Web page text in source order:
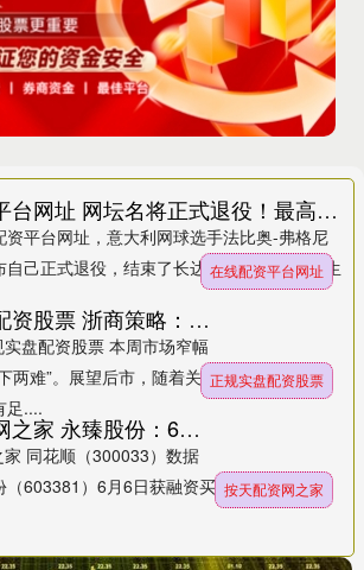
在线配资平台网址 网坛名将正式退役！最高排名世界前10，谢幕战奉献经典战役 20年辉煌生涯画上句号
资平台网址，意大利网球选手法比奥-弗格尼
自己正式退役，结束了长达20年的职业网球生
在线配资平台网址
正规实盘配资股票 浙商策略：“上下两难”时如何破局？
盘配资股票 本周市场窄幅
两难”。展望后市，随着关税战“回摆”告一段
足....
正规实盘配资股票
按天配资网之家 永臻股份：6月6日获融资买入105.24万元，占当日流入资金比例为8.44%
同花顺（300033）数据
（603381）6月6日获融资买入105.24万元，
按天配资网之家